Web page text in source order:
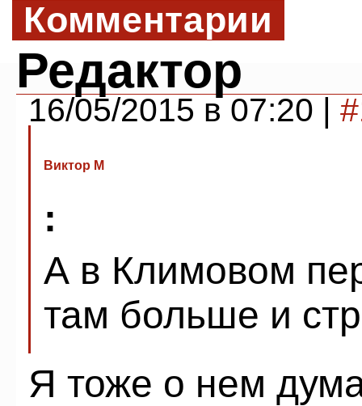
Комментарии
Редактор
16/05/2015 в 07:20 |
Виктор М
:
А в Климовом
там больше и
Я тоже о нем